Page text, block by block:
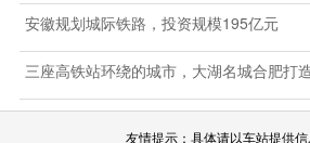
安徽规划城际铁路，投资规模195亿元
三座高铁站环绕的城市，大湖名城合肥打
友情提示：具体请以车站提供信